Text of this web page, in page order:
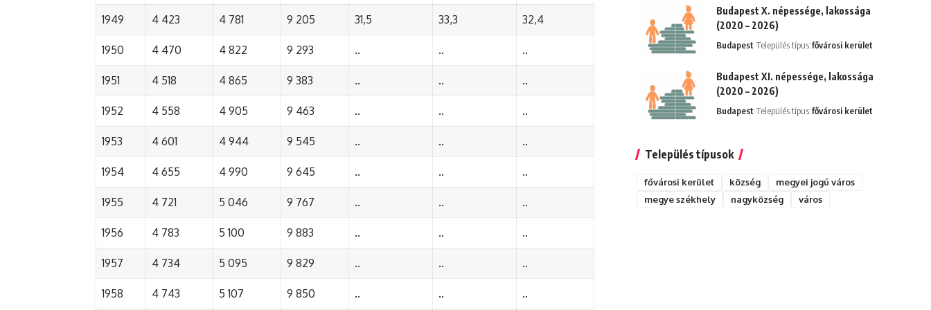
1949 4 423 4 781 9 205 31,5 33,3 32,4
1950 4 470 4 822 9 293 .. .. ..
1951 4 518 4 865 9 383 .. .. ..
1952 4 558 4 905 9 463 .. .. ..
1953 4 601 4 944 9 545 .. .. ..
1954 4 655 4 990 9 645 .. .. ..
1955 4 721 5 046 9 767 .. .. ..
1956 4 783 5 100 9 883 .. .. ..
1957 4 734 5 095 9 829 .. .. ..
1958 4 743 5 107 9 850 .. .. ..
Budapest X. népessége, lakossága
(2020 – 2026)
Budapest Település típus:fővárosi kerület
Budapest XI. népessége, lakossága
(2020 – 2026)
Budapest Település típus:fővárosi kerület
Település típusok
fővárosi kerület község
megyei jogú város
megye székhely
nagyközség város